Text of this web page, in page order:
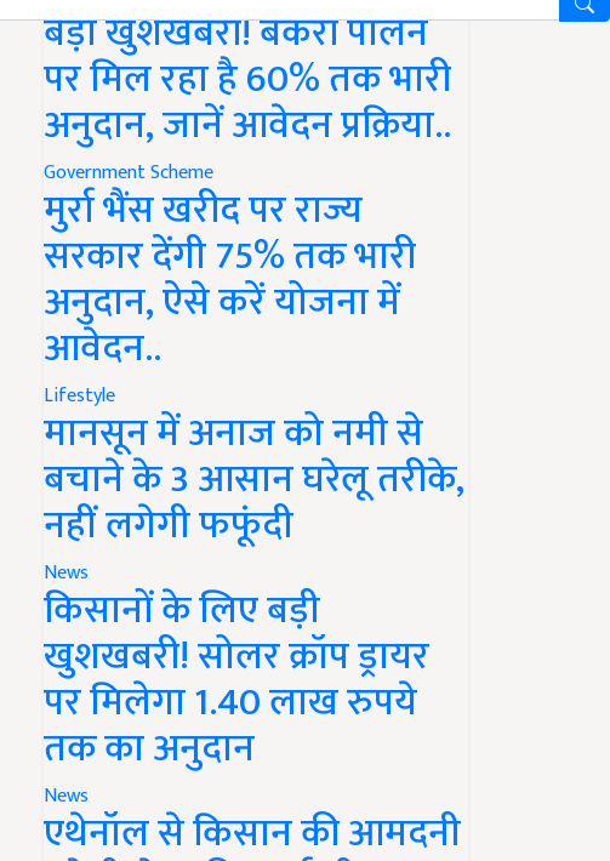
बड़ी खुशखबरी! बकरी पालन
पर मिल रहा है 60% तक भारी
अनुदान, जानें आवेदन प्रक्रिया..
Government Scheme
मुर्रा भैंस खरीद पर राज्य
सरकार देंगी 75% तक भारी
अनुदान, ऐसे करें योजना में
आवेदन..
Lifestyle
मानसून में अनाज को नमी से
बचाने के 3 आसान घरेलू तरीके,
नहीं लगेगी फफूंदी
News
किसानों के लिए बड़ी
खुशखबरी! सोलर क्रॉप ड्रायर
पर मिलेगा 1.40 लाख रुपये
तक का अनुदान
News
एथेनॉल से किसान की आमदनी